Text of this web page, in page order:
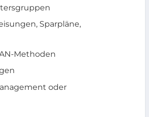
Sparpläne,
Methoden
oder